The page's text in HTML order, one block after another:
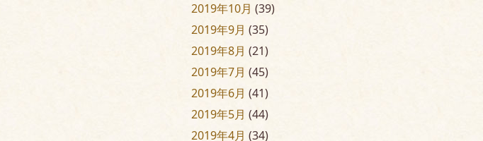
2019年10月 (39)
2019年9月 (35)
2019年8月 (21)
2019年7月 (45)
2019年6月 (41)
2019年5月 (44)
2019年4月 (34)